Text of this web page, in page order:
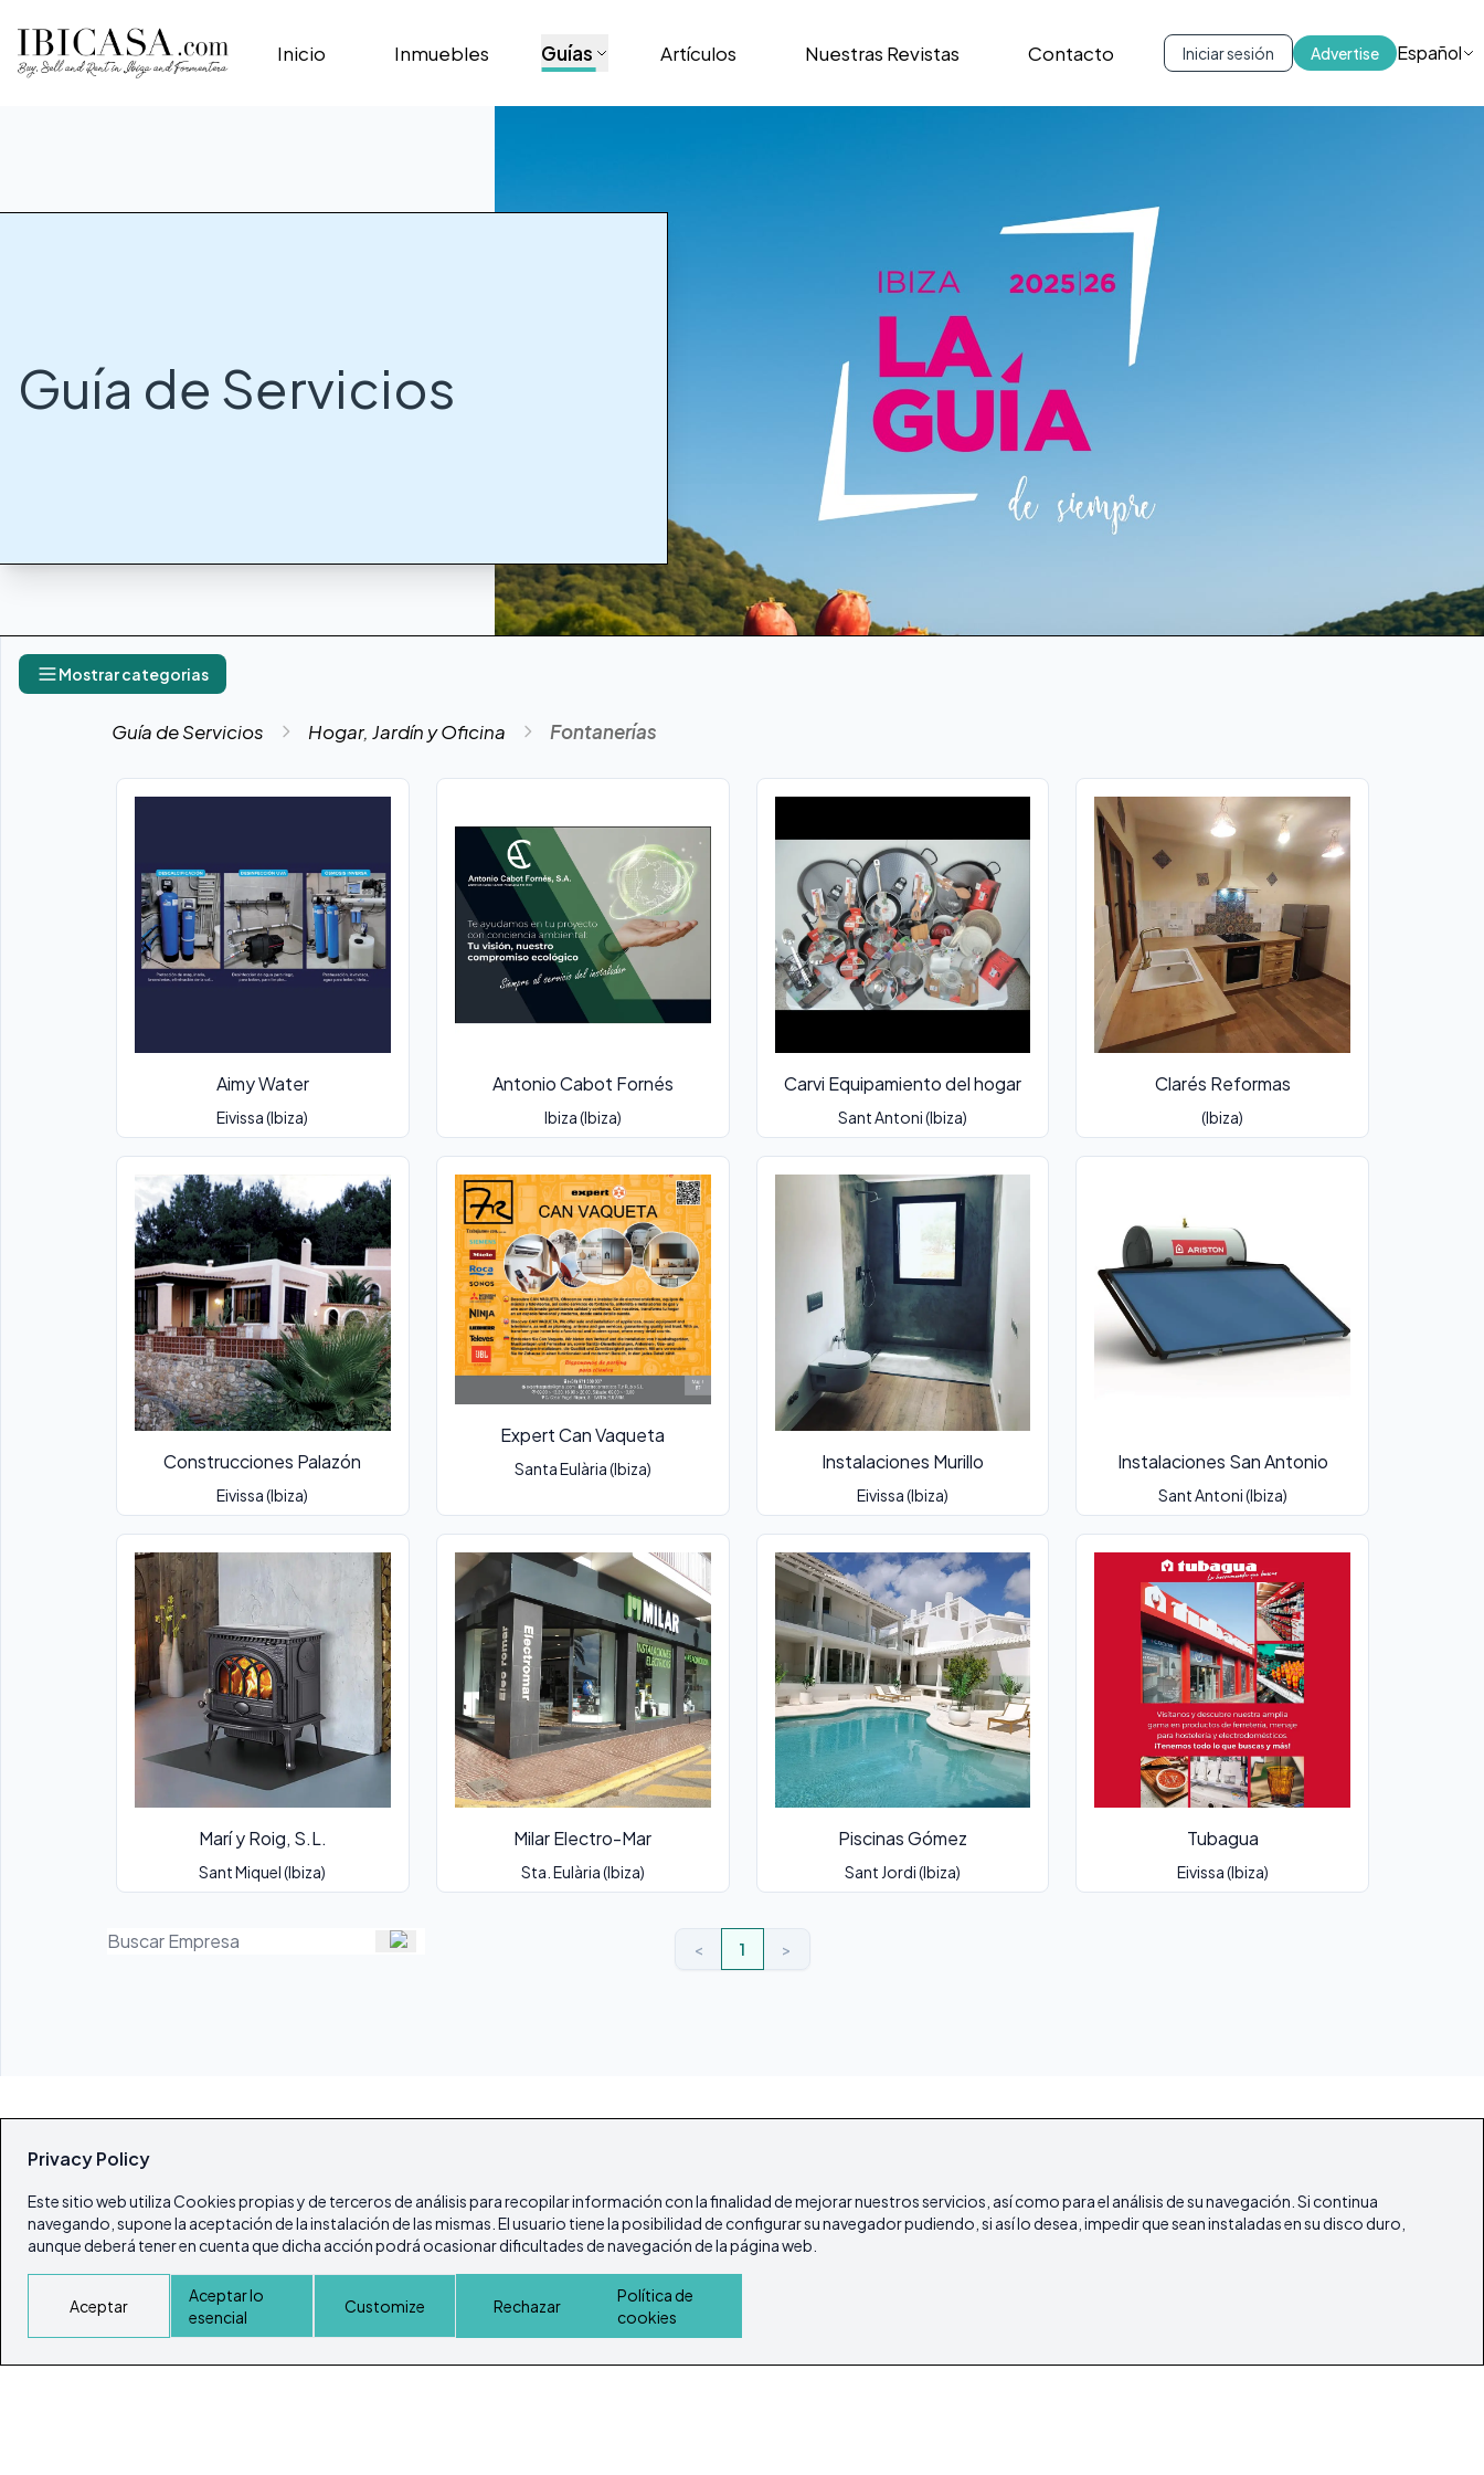
Privacy Policy
Este sitio web utiliza Cookies propias y de terceros de análisis para recopilar información con la finalidad de mejorar nuestros servicios, así como para el análisis de su navegación. Si continua
navegando, supone la aceptación de la instalación de las mismas. El usuario tiene la posibilidad de configurar su navegador pudiendo, si así lo desea, impedir que sean instaladas en su disco duro,
aunque deberá tener en cuenta que dicha acción podrá ocasionar dificultades de navegación de la página web.
Aceptar
Aceptar lo
esencial
Customize Rechazar
Política de
cookies
Inicio Inmuebles Guías Artículos Nuestras Revistas Contacto Iniciar sesión Advertise Español
Guía de Servicios
Mostrar categorias
Guía de Servicios Hogar, Jardín y Oficina Fontanerías
Aimy Water
Eivissa (Ibiza)
Antonio Cabot Fornés
Ibiza (Ibiza)
Carvi Equipamiento del hogar
Sant Antoni (Ibiza)
Clarés Reformas
(Ibiza)
Construcciones Palazón
Eivissa (Ibiza)
Expert Can Vaqueta
Santa Eulària (Ibiza) Instalaciones Murillo
Eivissa (Ibiza)
Instalaciones San Antonio
Sant Antoni (Ibiza)
Marí y Roig, S.L.
Sant Miquel (Ibiza)
Milar Electro-Mar
Sta. Eulària (Ibiza)
Piscinas Gómez
Sant Jordi (Ibiza)
Tubagua
Eivissa (Ibiza)
< 1 >